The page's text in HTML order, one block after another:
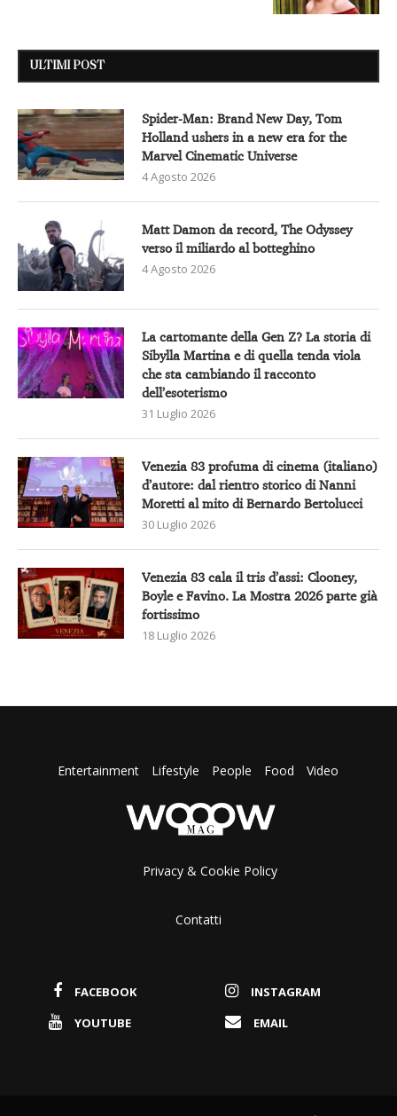
ULTIMI POST
Spider-Man: Brand New Day, Tom
Holland ushers in a new era for the
Marvel Cinematic Universe
4 Agosto 2026
Matt Damon da record, The Odyssey
verso il miliardo al botteghino
4 Agosto 2026
La cartomante della Gen Z? La storia di
Sibylla Martina e di quella tenda viola
che sta cambiando il racconto
dell’esoterismo
31 Luglio 2026
Venezia 83 profuma di cinema (italiano)
d’autore: dal rientro storico di Nanni
Moretti al mito di Bernardo Bertolucci
30 Luglio 2026
Venezia 83 cala il tris d’assi: Clooney,
Boyle e Favino. La Mostra 2026 parte già
fortissimo
18 Luglio 2026
Entertainment Lifestyle People Food Video
Privacy & Cookie Policy
Contatti
FACEBOOK
INSTAGRAM
YOUTUBE
EMAIL